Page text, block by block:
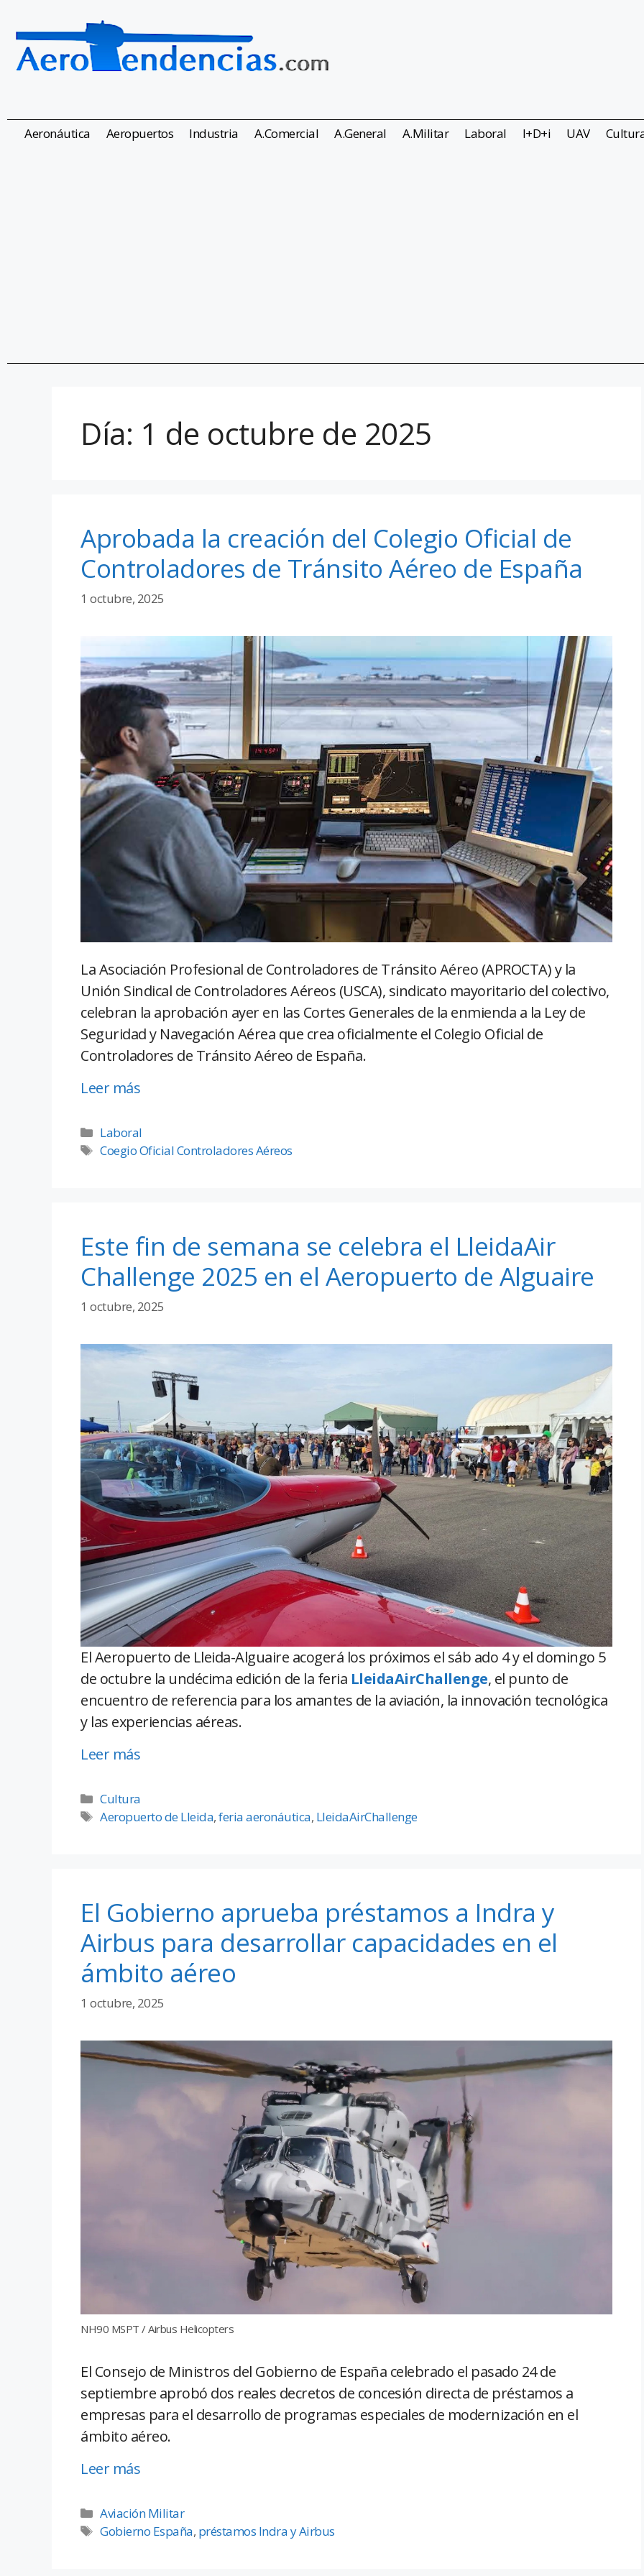
Aeronáutica Aeropuertos Industria A.Comercial A.General A.Militar Laboral I+D+i UAV
Día: 1 de octubre de 2025
Aprobada la creación del Colegio Oficial de
Controladores de Tránsito Aéreo de España
1 octubre, 2025
La Asociación Profesional de Controladores de Tránsito Aéreo (APROCTA) y la
Unión Sindical de Controladores Aéreos (USCA), sindicato mayoritario del colectivo,
celebran la aprobación ayer en las Cortes Generales de la enmienda a la Ley de
Seguridad y Navegación Aérea que crea oficialmente el Colegio Oficial de
Controladores de Tránsito Aéreo de España.
Leer más
Laboral
Coegio Oficial Controladores Aéreos
Este fin de semana se celebra el LleidaAir
Challenge 2025 en el Aeropuerto de Alguaire
1 octubre, 2025
El Aeropuerto de Lleida-Alguaire acogerá los próximos el sáb ado 4 y el domingo 5
de octubre la undécima edición de la feria LleidaAirChallenge, el punto de
encuentro de referencia para los amantes de la aviación, la innovación tecnológica
y las experiencias aéreas.
Leer más
Cultura
Aeropuerto de Lleida,feria aeronáutica, LleidaAirChallenge
El Gobierno aprueba préstamos a Indra y
Airbus para desarrollar capacidades en el
ámbito aéreo
1 octubre, 2025
NH90 MSPT / Airbus Helicopters
El Consejo de Ministros del Gobierno de España celebrado el pasado 24 de
septiembre aprobó dos reales decretos de concesión directa de préstamos a
empresas para el desarrollo de programas especiales de modernización en el
ámbito aéreo.
Leer más
Aviación Militar
Gobierno España, préstamos Indra y Airbus